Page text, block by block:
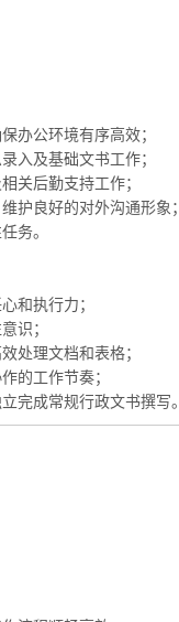
办公环境有序高效；
入及基础文书工作；
关后勤支持工作；
护良好的对外沟通形象；
务。
和执行力；
识；
处理文档和表格；
的工作节奏；
完成常规行政文书撰写。